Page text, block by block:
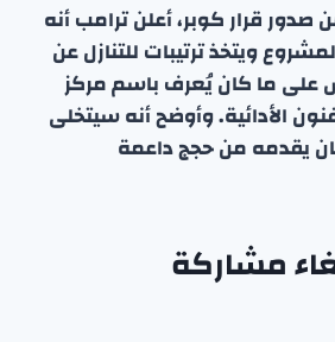
قرار كوبر، أعلن ترامب أنه
ويتخذ ترتيبات للتنازل عن
على ما كان يُعرف باسم مركز
الأدائية. وأوضح أنه سيتخلى
يقدمه من حجج داعمة
مشاركة